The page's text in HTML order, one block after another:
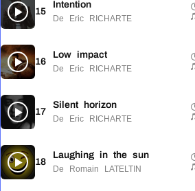
15
Intention
De Eric RICHARTE
16
Low impact
De Eric RICHARTE
17
Silent horizon
De Eric RICHARTE
18
Laughing in the sun
De Romain LATELTIN